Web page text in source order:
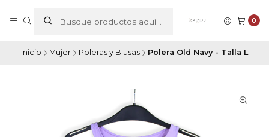
0
Inicio Mujer Poleras y Blusas Polera Old Navy - Talla L